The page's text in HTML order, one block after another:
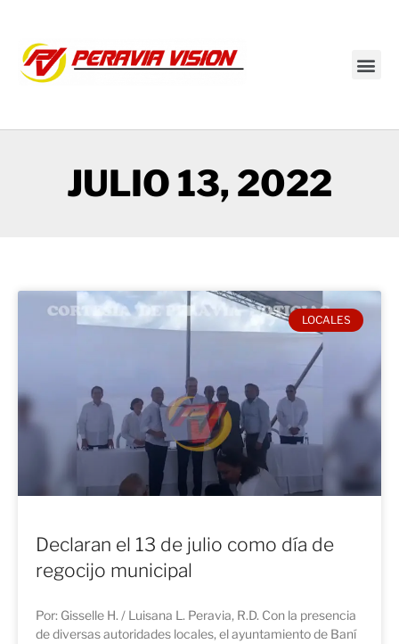
JULIO 13, 2022
LOCALES
Declaran el 13 de julio como día de
regocijo municipal
Por: Gisselle H. / Luisana L. Peravia, R.D. Con la presencia
de diversas autoridades locales, el ayuntamiento de Baní